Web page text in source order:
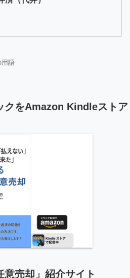
用語
クをAmazon Kindleストア
意売却」紹介サイト